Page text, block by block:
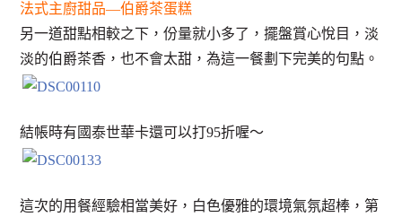
法式主廚甜品—伯爵茶蛋糕
另一道甜點相較之下，份量就小多了，擺盤賞心悅目，淡
淡的伯爵茶香，也不會太甜，為這一餐劃下完美的句點。
結帳時有國泰世華卡還可以打95折喔～
這次的用餐經驗相當美好，白色優雅的環境氣氛超棒，第